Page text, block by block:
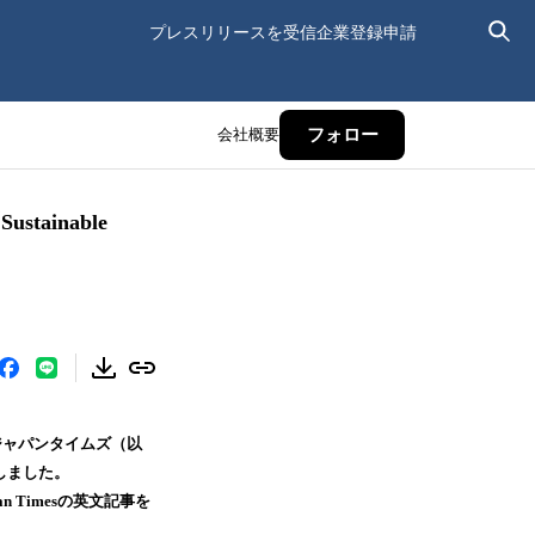
プレスリリースを受信企業登録申請
会社概要 フォロー
パンタイムズ（以
した。
Timesの英文記事を